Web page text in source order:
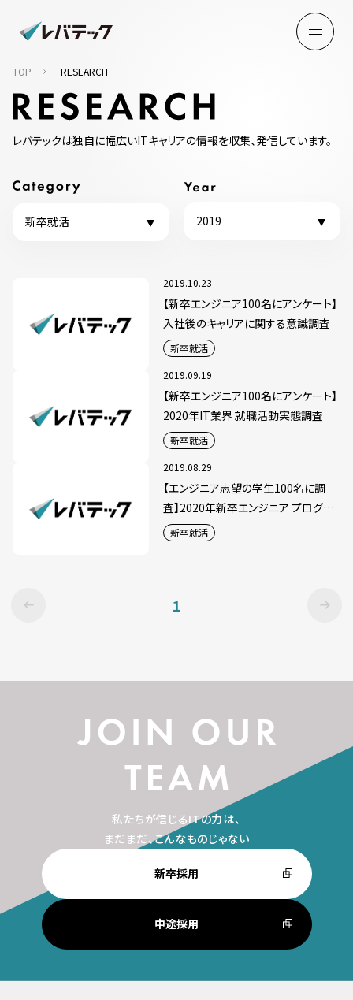
TOP RESEARCH
レバテックは独自に幅広いITキャリアの情報を収集、発信しています。
新卒就活 2019
2019.10.23
【新卒エンジニア100名にアンケート】
入社後のキャリアに関する意識調査
新卒就活
2019.09.19
【新卒エンジニア100名にアンケート】
2020年IT業界 就職活動実態調査
新卒就活
2019.08.29
【エンジニア志望の学生100名に調
査】2020年新卒エンジニア プログラ
ミング言語トレンド発表
新卒就活
1
私たちが信じるITの力は、
まだまだ、こんなものじゃない
新卒採用
中途採用